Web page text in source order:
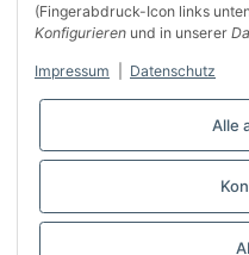
(Fingerabdruck-Icon links
Konfigurieren und in unserer
Impressum Datenschutz
Alle
Über uns
Informationen
Bequem bezahlen